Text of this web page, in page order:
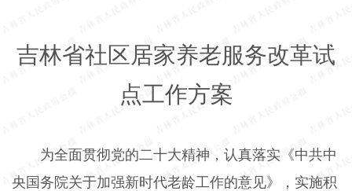
吉林省社区居家养老服务改革试
点工作方案
为全面贯彻党的二十大精神，认真落实《中共中
央国务院关于加强新时代老龄工作的意见》，实施积